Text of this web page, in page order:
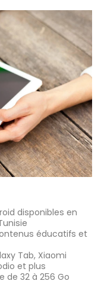
disponibles en
éducatifs et
Tab, Xiaomi
et plus
de 32 à 256 Go